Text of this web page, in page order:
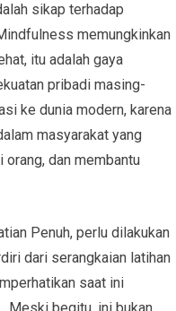
sikap terhadap
memungkinkan
itu adalah gaya
pribadi masing-
ke dunia modern, karena
masyarakat yang
dan membantu
Penuh, perlu dilakukan
dari serangkaian latihan
saat ini